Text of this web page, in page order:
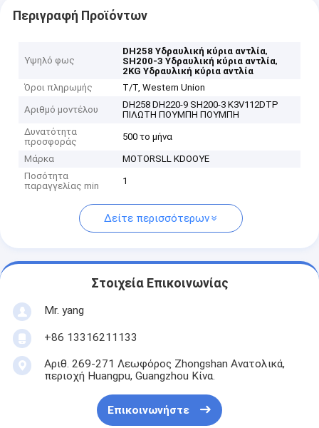
Περιγραφή Προϊόντων
Υψηλό φως
DH258 Υδραυλική κύρια αντλία,
SH200-3 Υδραυλική κύρια αντλία,
2KG Υδραυλική κύρια αντλία
Όροι πληρωμής
T/T, Western Union
Αριθμό μοντέλου
DH258 DH220-9 SH200-3 K3V112DTP
ΠΙΛΩΤΗ ΠΟΥΜΠΗ ΠΟΥΜΠΗ
Δυνατότητα
προσφοράς
500 το μήνα
Μάρκα
MOTORSLL KDOOYE
Ποσότητα
παραγγελίας min
1
Δείτε περισσότερων
Στοιχεία Επικοινωνίας
Mr. yang
+86 13316211133
Αριθ. 269-271 Λεωφόρος Zhongshan Ανατολικά,
περιοχή Huangpu, Guangzhou Κίνα.
Επικοινωνήστε